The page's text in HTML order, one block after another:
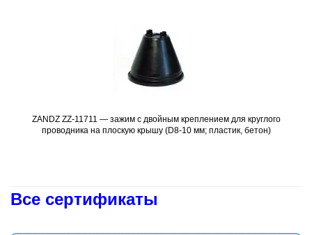
Подробнее
ZANDZ ZZ-11711 — зажим с двойным креплением для круглого
проводника на плоскую крышу (D8-10 мм; пластик, бетон)
Все сертификаты